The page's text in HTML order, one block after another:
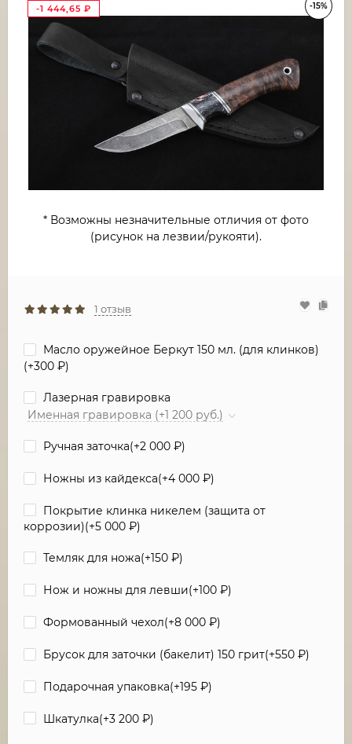
-15%
-1 444,65 ₽
* Возможны незначительные отличия от фото
(рисунок на лезвии/рукояти).
1 отзыв
Масло оружейное Беркут 150 мл. (для клинков)
(+300 ₽)
Лазерная гравировка
Именная гравировка (+1 200 руб.)
Ручная заточка(+2 000 ₽)
Ножны из кайдекса(+4 000 ₽)
Покрытие клинка никелем (защита от
коррозии)(+5 000 ₽)
Темляк для ножа(+150 ₽)
Нож и ножны для левши(+100 ₽)
Формованный чехол(+8 000 ₽)
Брусок для заточки (бакелит) 150 грит(+550 ₽)
Подарочная упаковка(+195 ₽)
Шкатулка(+3 200 ₽)